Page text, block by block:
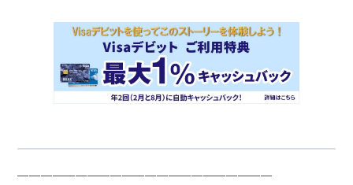
──────────────────────